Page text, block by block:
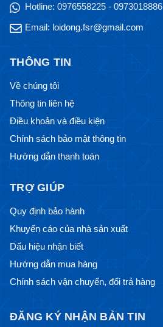
Hotline: 0976558225 - 0973018886
Email: loidong.fsr@gmail.com
THÔNG TIN
Về chúng tôi
Thông tin liên hệ
Điều khoản và điều kiện
Chính sách bảo mật thông tin
Hướng dẫn thanh toán
TRỢ GIÚP
Quy định bảo hành
Khuyến cáo của nhà sản xuất
Dấu hiệu nhận biết
Hướng dẫn mua hàng
Chính sách vận chuyển, đổi trả hàng
ĐĂNG KÝ NHẬN BẢN TIN